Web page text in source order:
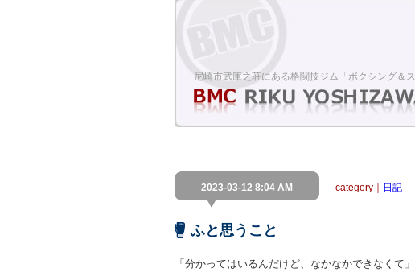
尼崎市武庫之荘にある格闘技ジム「ボクシング＆
2023-03-12 8:04 AM category｜ 日記
ふと思うこと
「分かってはいるんだけど、なかなかできなくて」